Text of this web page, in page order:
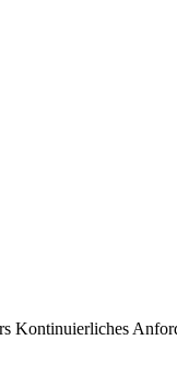
Kontinuierliches